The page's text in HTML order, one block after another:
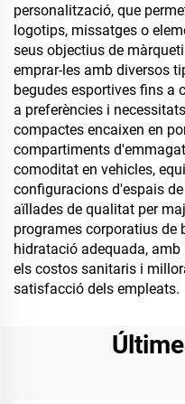
personalització, que
logotips, missatges o
seus objectius de
emprar-les amb diversos
begudes esportives fins a
a preferències i
compactes encaixen en
compartiments
comoditat en vehicles,
configuracions d'espais
aïllades de qualitat per
programes corporatius de
hidratació adequada,
els costos sanitaris i
satisfacció dels empleats.